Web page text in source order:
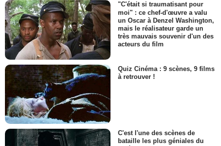
"C'était si traumatisant pour
moi" : ce chef-d'œuvre a valu
un Oscar à Denzel Washington,
mais le réalisateur garde un
très mauvais souvenir d'un des
acteurs du film
Quiz Cinéma : 9 scènes, 9 films
à retrouver !
C'est l'une des scènes de
bataille les plus géniales du